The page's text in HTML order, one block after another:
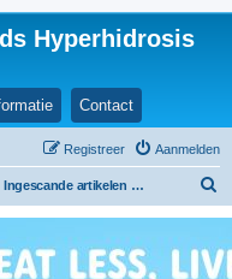
Hyperhidrosis
Contact
Aanmelden
Registreer
Ingescande artikelen en nieuwsberichten
k